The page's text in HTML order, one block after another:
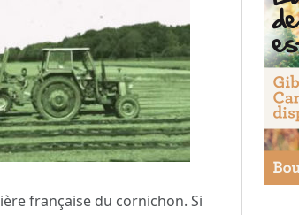
française du cornichon. Si